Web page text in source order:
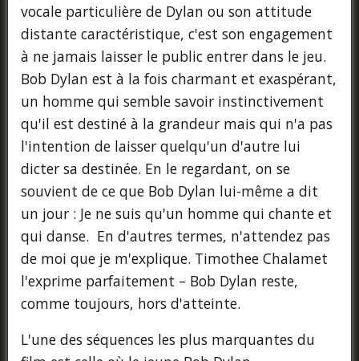
vocale particulière de Dylan ou son attitude
distante caractéristique, c'est son engagement
à ne jamais laisser le public entrer dans le jeu.
Bob Dylan est à la fois charmant et exaspérant,
un homme qui semble savoir instinctivement
qu'il est destiné à la grandeur mais qui n'a pas
l'intention de laisser quelqu'un d'autre lui
dicter sa destinée. En le regardant, on se
souvient de ce que Bob Dylan lui-même a dit
un jour : Je ne suis qu'un homme qui chante et
qui danse. En d'autres termes, n'attendez pas
de moi que je m'explique. Timothee Chalamet
l'exprime parfaitement – Bob Dylan reste,
comme toujours, hors d'atteinte.
L'une des séquences les plus marquantes du